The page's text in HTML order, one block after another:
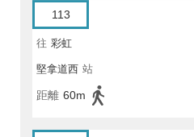
113
往 彩虹
堅拿道西 站
距離 60m